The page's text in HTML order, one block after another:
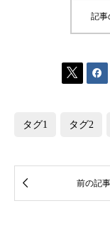
記事
 
タグ1 タグ2
 前の記事